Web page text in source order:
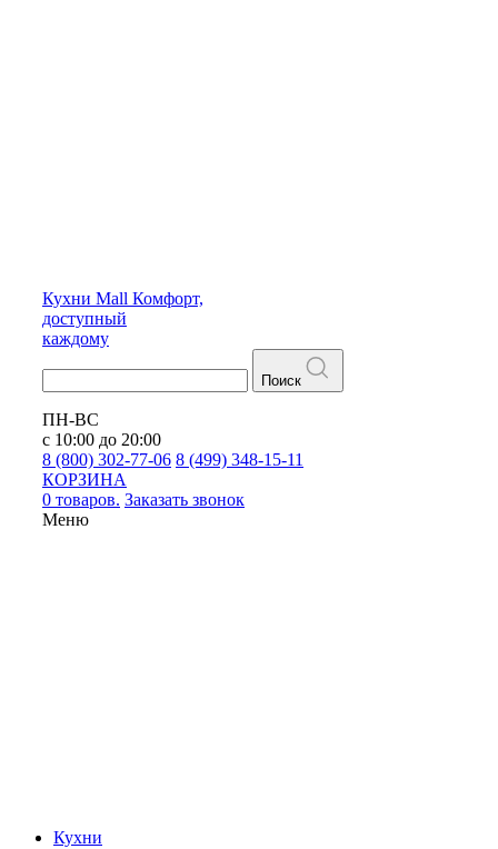
Кухни Mall Комфорт,
доступный
каждому
Поиск
ПН-ВС
с 10:00 до 20:00
8 (800) 302-77-06 8 (499) 348-15-11
КОРЗИНА
0 товаров. Заказать звонок
Меню
Кухни